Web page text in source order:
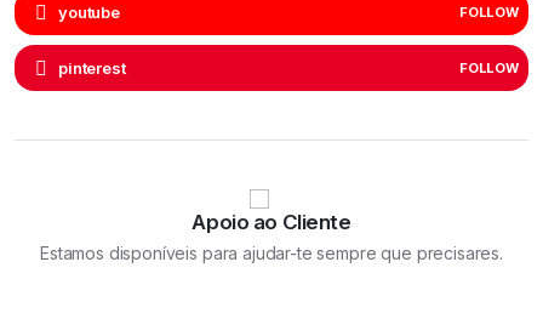
youtube FOLLOW
pinterest FOLLOW
Apoio ao Cliente
Estamos disponíveis para ajudar-te sempre que precisares.